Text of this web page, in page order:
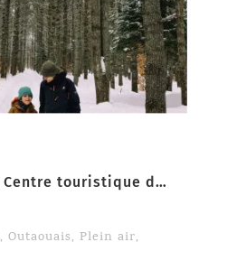
Les activités du Centre touristique du Lac-Simon
, Outaouais, Plein air,